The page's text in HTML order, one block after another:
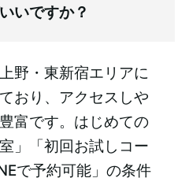
いですか？
野・東新宿エリアに
おり、アクセスしや
富です。はじめての
」「初回お試しコー
で予約可能」の条件